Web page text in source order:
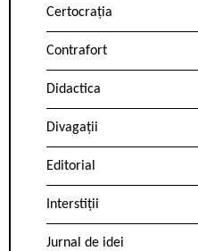
Certocrația
Contrafort
Didactica
Divagații
Editorial
Interstiții
Jurnal de idei